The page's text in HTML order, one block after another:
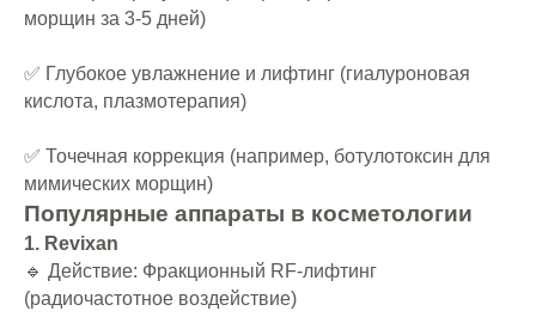
морщин за 3-5 дней)
✅ Глубокое увлажнение и лифтинг (гиалуроновая
кислота, плазмотерапия)
✅ Точечная коррекция (например, ботулотоксин для
мимических морщин)
Популярные аппараты в косметологии
1. Revixan
🔹 Действие: Фракционный RF-лифтинг
(радиочастотное воздействие)